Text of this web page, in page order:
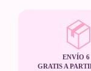
ENVÍO 6
GRATIS A